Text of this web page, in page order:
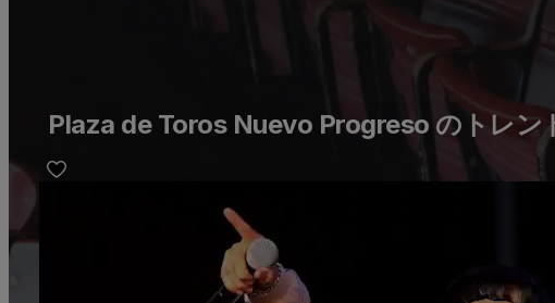
Plaza de Toros Nuevo Progreso のトレン